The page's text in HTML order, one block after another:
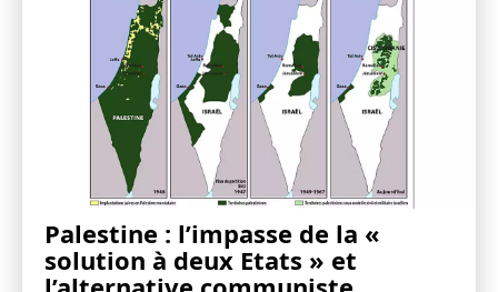
Palestine : l’impasse de la «
solution à deux Etats » et